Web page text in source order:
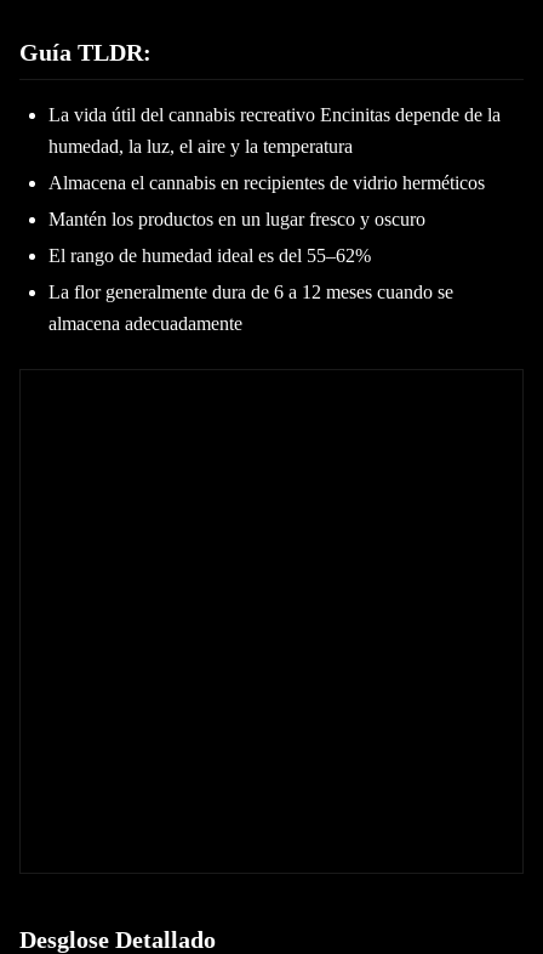
Guía TLDR:
La vida útil del cannabis recreativo Encinitas depende de la
humedad, la luz, el aire y la temperatura
Almacena el cannabis en recipientes de vidrio herméticos
Mantén los productos en un lugar fresco y oscuro
El rango de humedad ideal es del 55–62%
La flor generalmente dura de 6 a 12 meses cuando se
almacena adecuadamente
Desglose Detallado